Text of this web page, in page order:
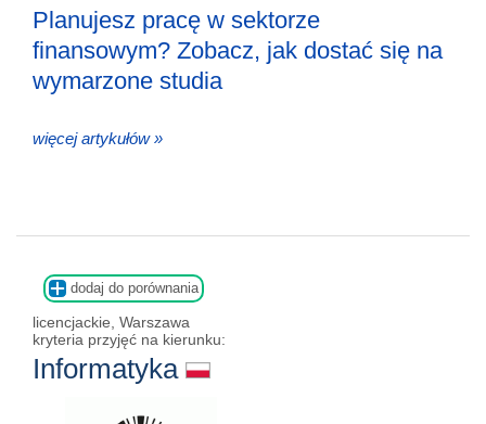
Planujesz pracę w sektorze
finansowym? Zobacz, jak dostać się na
wymarzone studia
więcej artykułów »
dodaj do porównania
licencjackie, Warszawa
kryteria przyjęć na kierunku:
Informatyka